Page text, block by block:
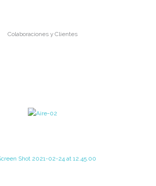
Colaboraciones y Clientes